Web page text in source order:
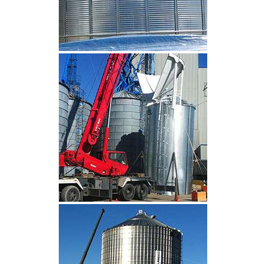
CLIQUEZ POUR AGRANDIR
CLIQUEZ POUR AGRANDIR